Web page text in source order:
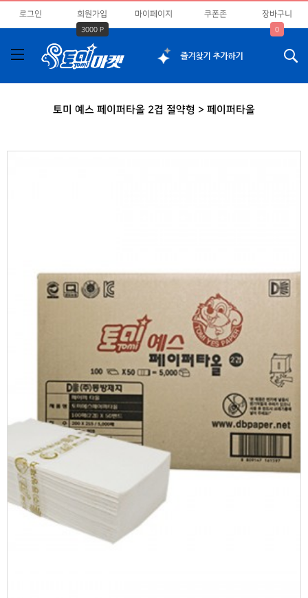
로그인 회원가입
3000 P
마이페이지 쿠폰존 장바구니
0
토미 예스 페이퍼타올 2겹 절약형 > 페이퍼타올